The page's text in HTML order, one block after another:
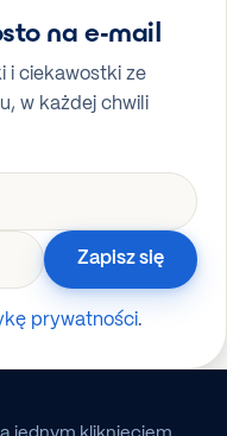
na e-mail
i ciekawostki ze
w każdej chwili
Zapisz się
prywatności.